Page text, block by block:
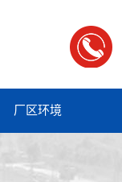
厂区环境